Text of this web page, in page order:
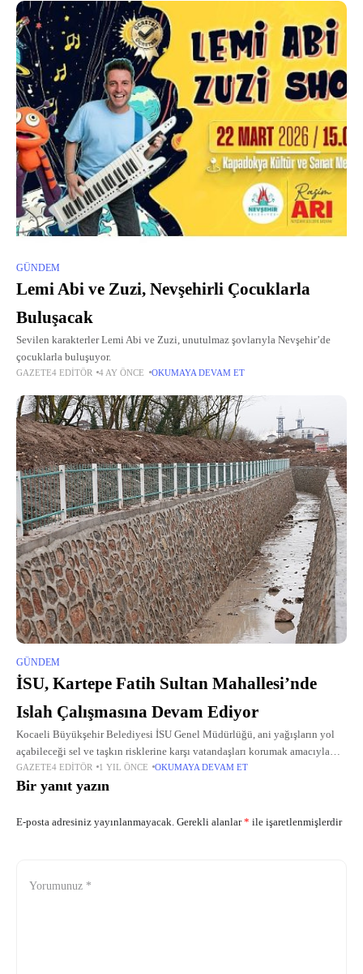
GÜNDEM
Lemi Abi ve Zuzi, Nevşehirli Çocuklarla
Buluşacak
Sevilen karakterler Lemi Abi ve Zuzi, unutulmaz şovlarıyla Nevşehir’de
çocuklarla buluşuyor.
GAZETE4 EDITÖR 4 AY ÖNCE OKUMAYA DEVAM ET
GÜNDEM
İSU, Kartepe Fatih Sultan Mahallesi’nde
Islah Çalışmasına Devam Ediyor
Kocaeli Büyükşehir Belediyesi İSU Genel Müdürlüğü, ani yağışların yol
açabileceği sel ve taşkın risklerine karşı vatandaşları korumak amacıyla
başlattığı dere ıslah çalışmalarına devam ediyor.
GAZETE4 EDITÖR 1 YIL ÖNCE OKUMAYA DEVAM ET
Bir yanıt yazın
E-posta adresiniz yayınlanmayacak. Gerekli alanlar* ile işaretlenmişlerdir